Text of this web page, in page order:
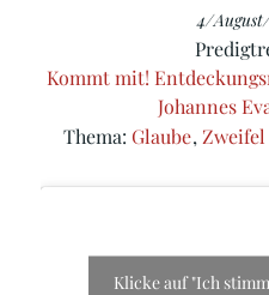
4/
Kommt mit!
Johannes
Thema:Glaube, Zweifel
Klicke auf "Ich